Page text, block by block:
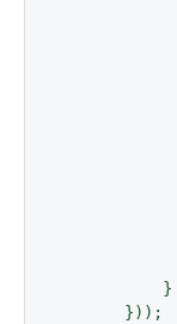
          }
      }));